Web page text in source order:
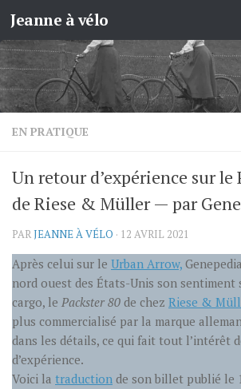
Skip to content
Jeanne à vélo
EN PRATIQUE
Un retour d’expérience sur le
de Riese & Müller — par
PARJEANNE À VÉLO · 12 AVRIL 2021
Après celui sur le Urban Arrow,
nord ouest des États-Unis son
cargo, le Packster 80 de chez Riese &
plus commercialisé par la marque
dans les détails, ce qui fait tout l’intérêt
d’expérience.
Voici la traduction de son billet publié le